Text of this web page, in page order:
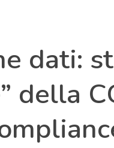
dati:
della